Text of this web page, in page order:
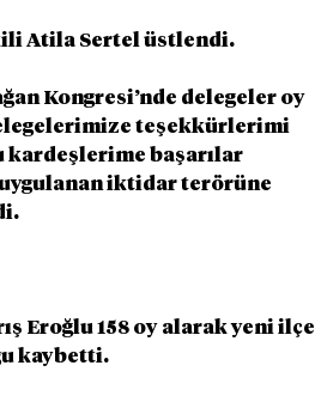
Atila Sertel üstlendi.
Kongresi’nde delegeler oy
teşekkürlerimi
kardeşlerime başarılar
iktidar terörüne
Eroğlu 158 oy alarak yeni ilçe
kaybetti.